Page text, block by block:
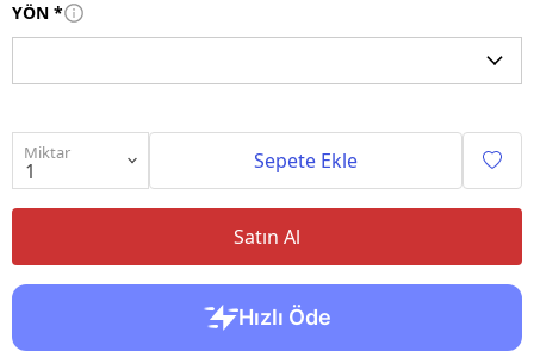
YÖN *
Miktar Sepete Ekle
Satın Al